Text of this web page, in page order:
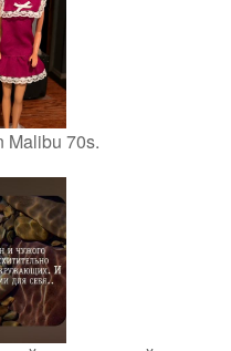
Malibu 70s.